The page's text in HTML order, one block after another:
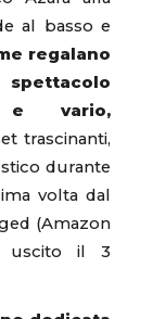
al basso e
regalano
e vario,
trascinanti,
durante
volta dal
(Amazon
uscito il 3